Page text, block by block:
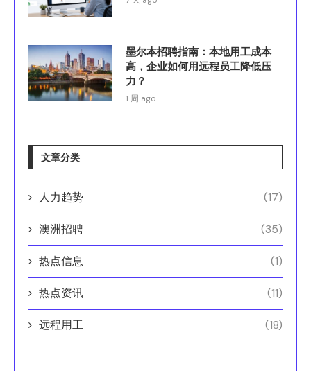
墨尔本招聘指南：本地用工成本
高，企业如何用远程员工降低压
力？
1 周 ago
文章分类
人力趋势 (17)
澳洲招聘 (35)
热点信息 (1)
热点资讯 (11)
远程用工 (18)